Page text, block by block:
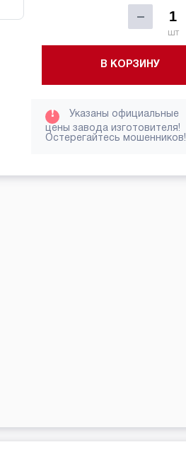
шт
В КОРЗИНУ
!
Указаны официальные
цены завода изготовителя!
Остерегайтесь мошенников!